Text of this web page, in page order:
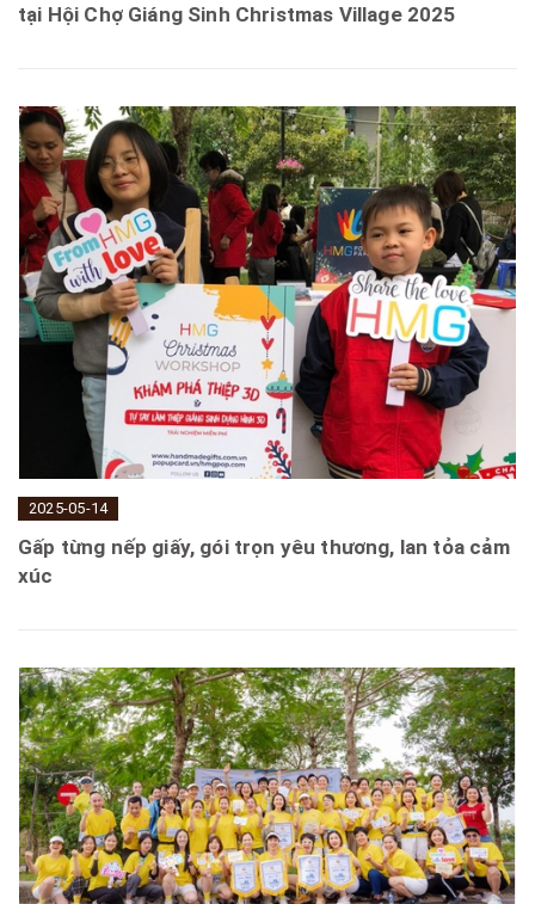
tại Hội Chợ Giáng Sinh Christmas Village 2025
2025-05-14
Gấp từng nếp giấy, gói trọn yêu thương, lan tỏa cảm
xúc